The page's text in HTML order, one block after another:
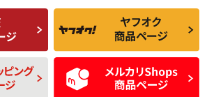
な中古
C
られるが、使用に問
題のない中古品
つ傷が
な中古
D
残り溝も少なく、偏
磨耗がみられ、短期
間使用できるくらい
の中古品